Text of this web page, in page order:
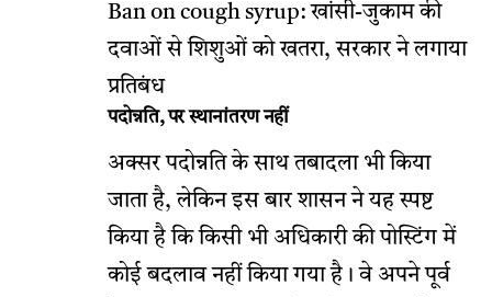
Ban on cough syrup: खांसी-जुकाम की
दवाओं से शिशुओं को खतरा, सरकार ने लगाया
प्रतिबंध
पदोन्नति, पर स्थानांतरण नहीं
अक्सर पदोन्नति के साथ तबादला भी किया
जाता है, लेकिन इस बार शासन ने यह स्पष्ट
किया है कि किसी भी अधिकारी की पोस्टिंग में
कोई बदलाव नहीं किया गया है। वे अपने पूर्व